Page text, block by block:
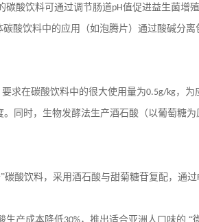
碳酸饮料可通过调节肠道pH值促进益生菌增
酸饮料中的应用（如泡腾片）通过酸碱分离
求在碳酸饮料中的很大使用量为0.5g/kg，为
同时，生物发酵法生产酒石酸（以葡萄糖
碳酸饮料，采用酒石酸与甜菊糖苷复配，通过
生产成本降低 ，推出适合亚洲人口味的 “